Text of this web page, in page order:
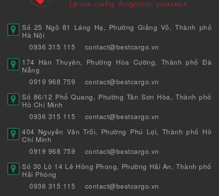
Số 25 Ngõ 81 Láng Hạ, Phường Giảng Võ, Thành phố
Hà Nội
0936 315 115
contact@bestcargo.vn
174 Hàn Thuyên, Phường Hòa Cường, Thành phố Đà
Nẵng
0919 968 759
contact@bestcargo.vn
Số 86/12 Phổ Quang, Phường Tân Sơn Hòa, Thành phố
Hồ Chí Minh
0936 315 115
contact@bestcargo.vn
404 Nguyễn Văn Trỗi, Phường Phú Lợi, Thành phố Hồ
Chí Minh
0919 968 759
contact@bestcargo.vn
Số 30 Lô 14 Lê Hồng Phong, Phường Hải An, Thành phố
Hải Phòng
0936 315 115
contact@bestcargo.vn